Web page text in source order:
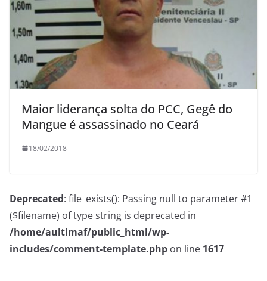
Maior liderança solta do PCC, Gegê do
Mangue é assassinado no Ceará
18/02/2018
Deprecated: file_exists(): Passing null to parameter #1
($filename) of type string is deprecated in
/home/aultimaf/public_html/wp-
includes/comment-template.php on line 1617